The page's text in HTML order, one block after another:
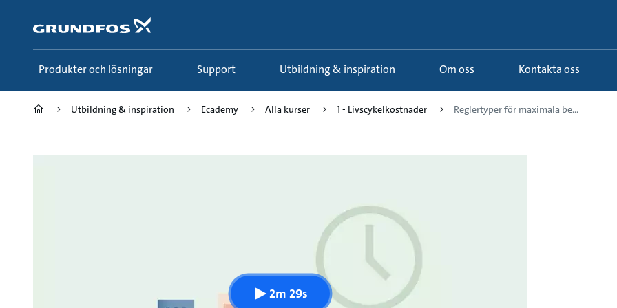
huvudinnehållet
Produkter och lösningar Support Utbildning & inspiration Om oss Kontakta oss
Utbildning & inspiration Ecademy Alla kurser 1 - Livscykelkostnader Reglertyper för maximala be...
2m 29s